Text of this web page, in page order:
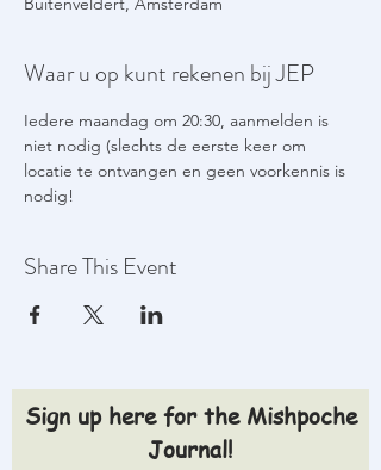
Waar u op kunt rekenen bij JEP
Iedere maandag om 20:30, aanmelden is
niet nodig (slechts de eerste keer om
locatie te ontvangen en geen voorkennis is
nodig!
Share This Event
Sign up here for the Mishpoche
Journal!